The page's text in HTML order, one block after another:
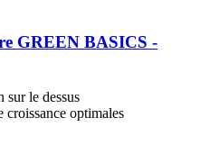
GREEN BASICS -​
sur le dessus
croissance optimales